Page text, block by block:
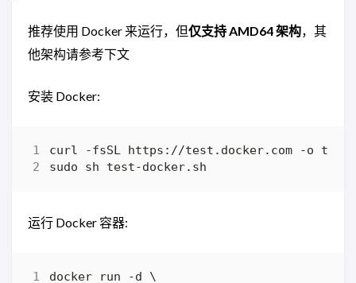
推荐使用 Docker 来运行，但仅支持 AMD64 架构，其
他架构请参考下文
安装 Docker:
运行 Docker 容器: